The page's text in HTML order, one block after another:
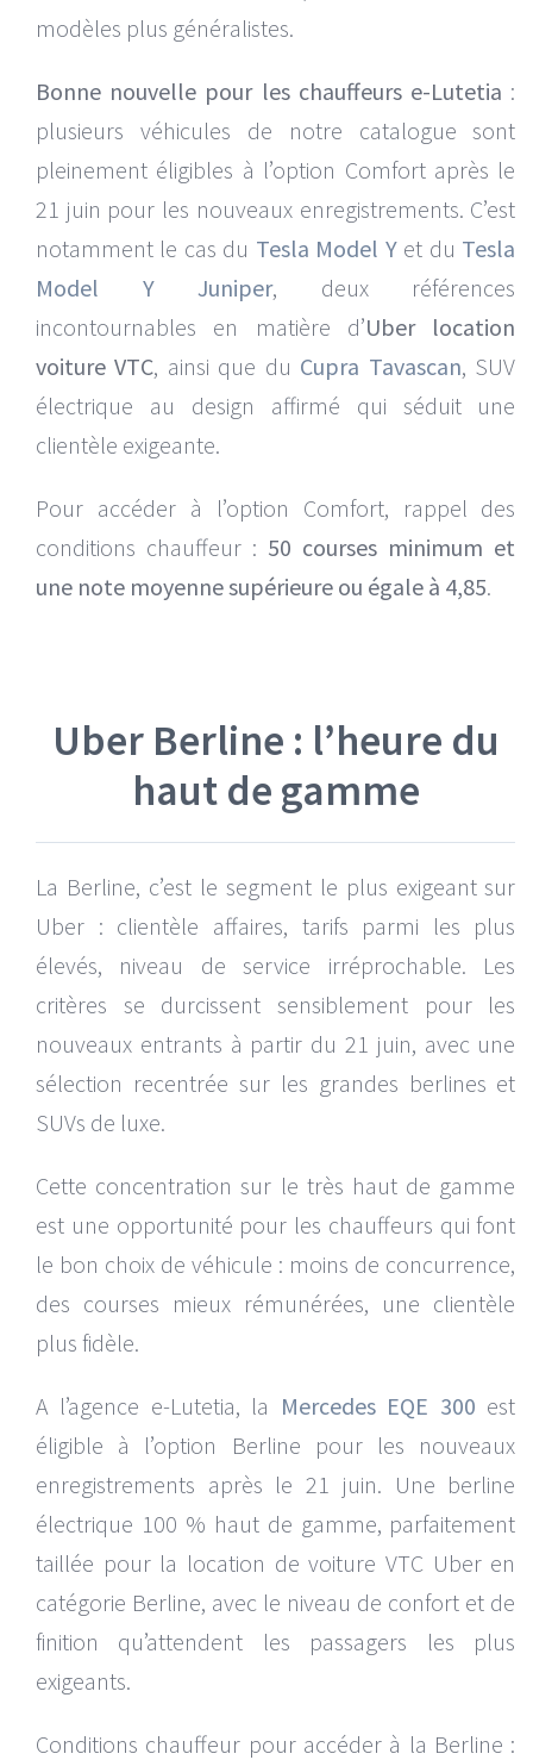
modèles plus généralistes.
Bonne nouvelle pour les chauffeurs e-Lutetia :
plusieurs véhicules de notre catalogue sont
pleinement éligibles à l’option Comfort après le
21 juin pour les nouveaux enregistrements. C’est
notamment le cas du Tesla Model Yet du Tesla
Model Y Juniper, deux références
incontournables en matière d’Uber location
voiture VTC, ainsi que du Cupra Tavascan, SUV
électrique au design affirmé qui séduit une
clientèle exigeante.
Pour accéder à l’option Comfort, rappel des
conditions chauffeur : 50 courses minimum et
une note moyenne supérieure ou égale à 4,85.
Uber Berline : l’heure du
haut de gamme
La Berline, c’est le segment le plus exigeant sur
Uber : clientèle affaires, tarifs parmi les plus
élevés, niveau de service irréprochable. Les
critères se durcissent sensiblement pour les
nouveaux entrants à partir du 21 juin, avec une
sélection recentrée sur les grandes berlines et
SUVs de luxe.
Cette concentration sur le très haut de gamme
est une opportunité pour les chauffeurs qui font
le bon choix de véhicule : moins de concurrence,
des courses mieux rémunérées, une clientèle
plus fidèle.
A l’agence e-Lutetia, la Mercedes EQE 300 est
éligible à l’option Berline pour les nouveaux
enregistrements après le 21 juin. Une berline
électrique 100 % haut de gamme, parfaitement
taillée pour la location de voiture VTC Uber en
catégorie Berline, avec le niveau de confort et de
finition qu’attendent les passagers les plus
exigeants.
Conditions chauffeur pour accéder à la Berline :